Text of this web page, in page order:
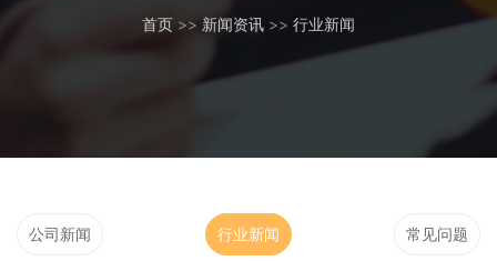
首页 >> 新闻资讯 >> 行业新闻
公司新闻 行业新闻 常见问题